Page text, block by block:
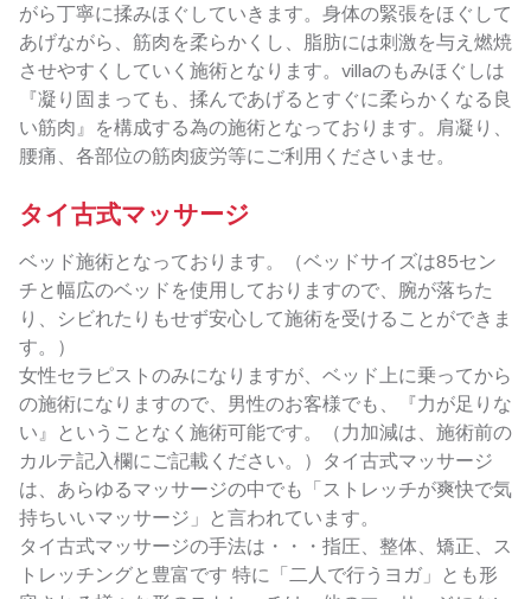
がら丁寧に揉みほぐしていきます。身体の緊張をほぐして
あげながら、筋肉を柔らかくし、脂肪には刺激を与え燃焼
させやすくしていく施術となります。villaのもみほぐしは
『凝り固まっても、揉んであげるとすぐに柔らかくなる良
い筋肉』を構成する為の施術となっております。肩凝り、
腰痛、各部位の筋肉疲労等にご利用くださいませ。
タイ古式マッサージ
ベッド施術となっております。（ベッドサイズは85セン
チと幅広のベッドを使用しておりますので、腕が落ちた
り、シビれたりもせず安心して施術を受けることができま
す。）
女性セラピストのみになりますが、ベッド上に乗ってから
の施術になりますので、男性のお客様でも、『力が足りな
い』ということなく施術可能です。（力加減は、施術前の
カルテ記入欄にご記載ください。）タイ古式マッサージ
は、あらゆるマッサージの中でも「ストレッチが爽快で気
持ちいいマッサージ」と言われています。
タイ古式マッサージの手法は・・・指圧、整体、矯正、ス
トレッチングと豊富です 特に「二人で行うヨガ」とも形